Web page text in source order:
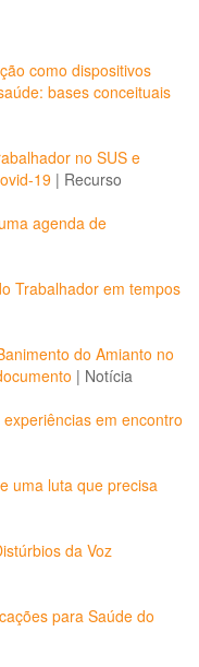
como dispositivos
bases conceituais
no SUS e
19 | Recurso
agenda de
Trabalhador em tempos
do Amianto no
| Notícia
em encontro
uma luta que precisa
da Voz
para Saúde do